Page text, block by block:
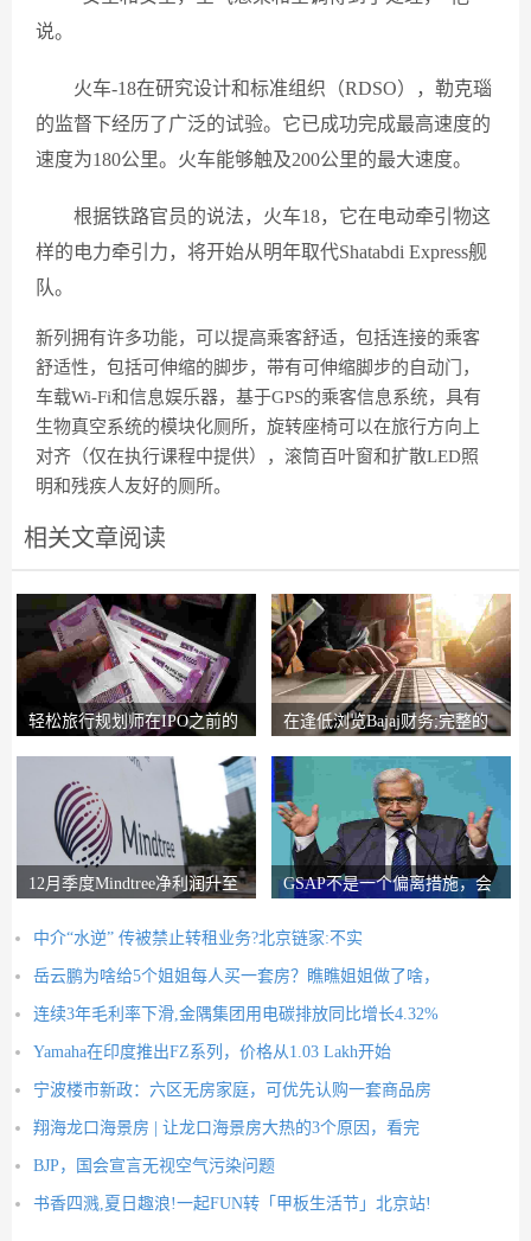
说。
火车-18在研究设计和标准组织（RDSO），勒克瑙
的监督下经历了广泛的试验。它已成功完成最高速度的
速度为180公里。火车能够触及200公里的最大速度。
根据铁路官员的说法，火车18，它在电动牵引物这
样的电力牵引力，将开始从明年取代Shatabdi Express舰
队。
新列拥有许多功能，可以提高乘客舒适，包括连接的乘客
舒适性，包括可伸缩的脚步，带有可伸缩脚步的自动门，
车载Wi-Fi和信息娱乐器，基于GPS的乘客信息系统，具有
生物真空系统的模块化厕所，旋转座椅可以在旅行方向上
对齐（仅在执行课程中提供），滚筒百叶窗和扩散LED照
明和残疾人友好的厕所。
相关文章阅读
轻松旅行规划师在IPO之前的
在逢低浏览Bajaj财务;完整的
12月季度Mindtree净利润升至
GSAP不是一个偏离措施，会
中介“水逆” 传被禁止转租业务?北京链家:不实
岳云鹏为啥给5个姐姐每人买一套房？瞧瞧姐姐做了啥，
连续3年毛利率下滑,金隅集团用电碳排放同比增长4.32%
Yamaha在印度推出FZ系列，价格从1.03 Lakh开始
宁波楼市新政：六区无房家庭，可优先认购一套商品房
翔海龙口海景房 | 让龙口海景房大热的3个原因，看完
BJP，国会宣言无视空气污染问题
书香四溅,夏日趣浪!一起FUN转「甲板生活节」北京站!